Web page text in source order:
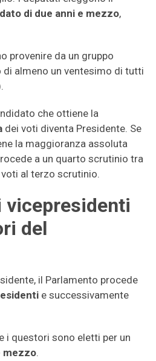
di due anni e mezzo,
provenire da un gruppo
di almeno un ventesimo di tutti
che ottiene la
dei voti diventa Presidente. Se
la maggioranza assoluta
a un quarto scrutinio tra
al terzo scrutinio.
vicepresidenti
del
il Parlamento procede
e successivamente
i questori sono eletti per un
mezzo.